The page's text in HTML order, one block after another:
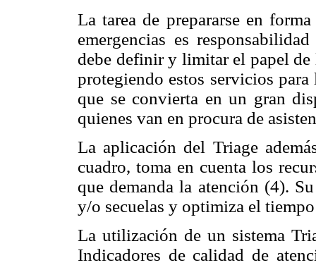
La tarea de prepararse en
emergencias es
debe definir y limitar el papel de
protegiendo estos servicios
que se convierta en un gran
quienes van en procura de
La aplicación del Triage
cuadro, toma en cuenta los
que demanda la atención (4).
y/o secuelas y optimiza el
La utilización de un sistema
Indicadores de calidad de